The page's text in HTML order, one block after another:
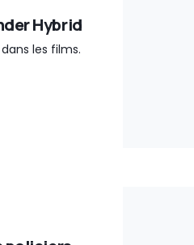
Hybrid
les films.